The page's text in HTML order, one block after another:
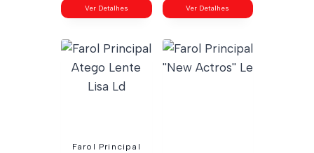
Ver Detalhes Ver Detalhes
Farol Principal